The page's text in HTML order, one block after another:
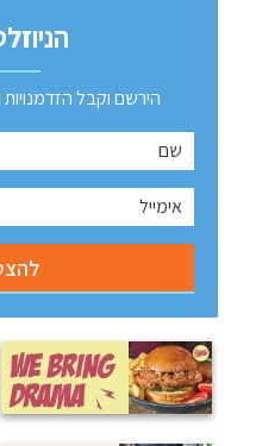
הירשם וקבל